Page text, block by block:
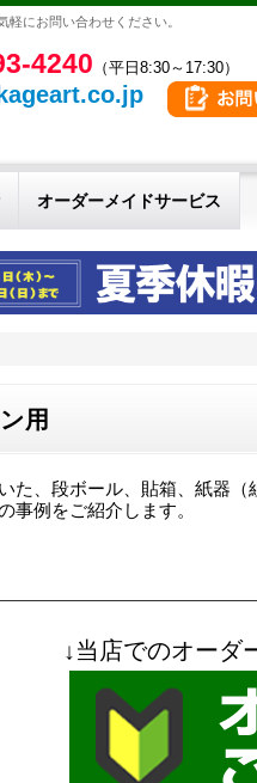
にお問い合わせください。
4240 （平日8:30～17:30）
オーダーメイドサービス
用
た、段ボール、貼箱、紙器
事例をご紹介します。
↓当店でのオーダ